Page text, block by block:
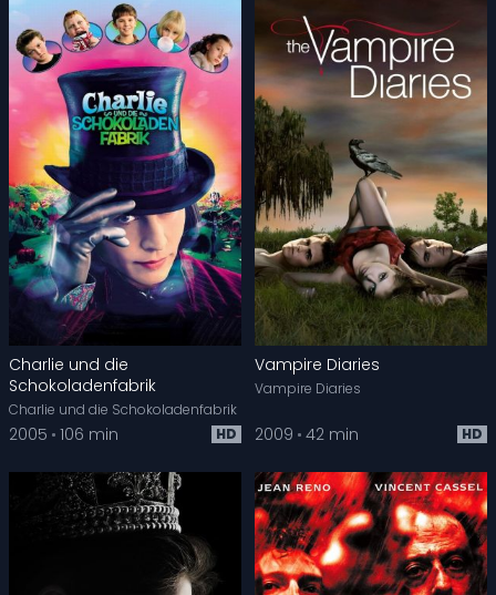
Charlie und die
Schokoladenfabrik
Charlie und die Schokoladenfabrik
2005 106 min HD
Vampire Diaries
Vampire Diaries
2009 42 min HD